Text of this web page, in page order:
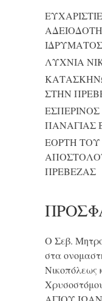
ΙΔΡΥΜΑΤΟΣ
ΛΥΧΝΙΑ
ΣΤΗΝ
ΠΑΝΑΓΙΑΣ
ΕΟΡΤΗ
ΠΡΕΒΕΖΑΣ
Ο Σεβ.
στα
Νικοπόλεως